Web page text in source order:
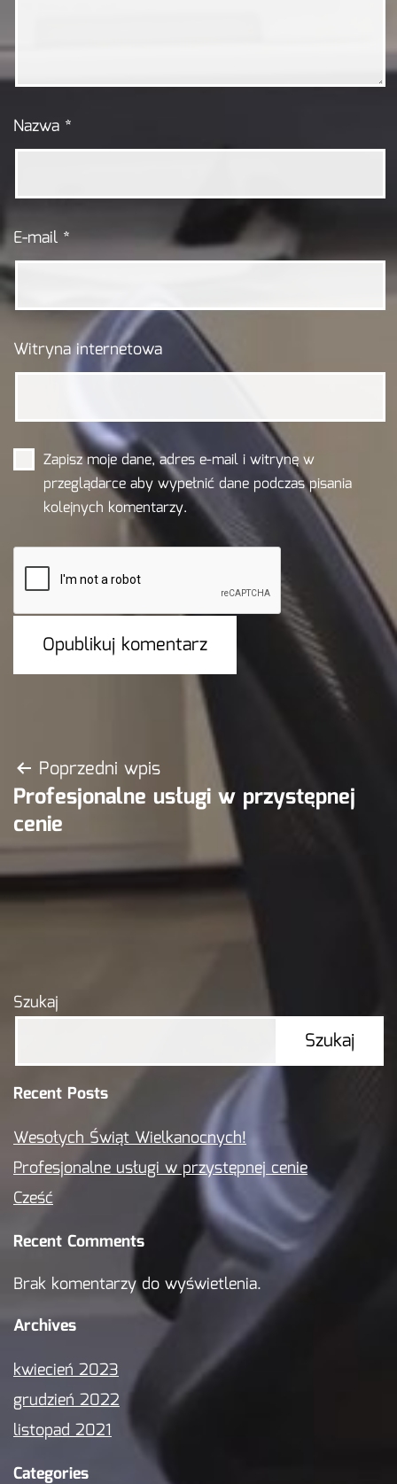
Nazwa *
E-mail *
Witryna internetowa
Zapisz moje dane, adres e-mail i witrynę w
przeglądarce aby wypełnić dane podczas pisania
kolejnych komentarzy.
Nawigacja
wpisu
Poprzedni wpis
Profesjonalne usługi w przystępnej
cenie
Szukaj
Szukaj
Recent Posts
Wesołych Świąt Wielkanocnych!
Profesjonalne usługi w przystępnej cenie
Cześć
Recent Comments
Brak komentarzy do wyświetlenia.
Archives
kwiecień 2023
grudzień 2022
listopad 2021
Categories